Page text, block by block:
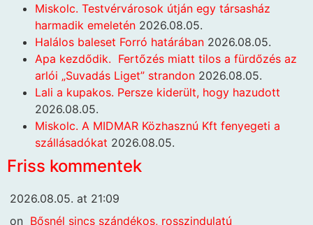
Miskolc. Testvérvárosok útján egy társasház
harmadik emeletén 2026.08.05.
Halálos baleset Forró határában 2026.08.05.
Apa kezdődik. Fertőzés miatt tilos a fürdőzés az
arlói „Suvadás Liget” strandon 2026.08.05.
Lali a kupakos. Persze kiderült, hogy hazudott
2026.08.05.
Miskolc. A MIDMAR Közhasznú Kft fenyegeti a
szállásadókat 2026.08.05.
Friss kommentek
2026.08.05. at 21:09
on Bősnél sincs szándékos, rosszindulatú